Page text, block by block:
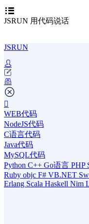
JSRUN 用代码说话
JSRUN
WEB代码
NodeJS代码
C语言代码
Java代码
MySQL代码
Python C++ Go语言 PHP
Ruby objc F# VB.NET
Erlang Scala Haskell Nim